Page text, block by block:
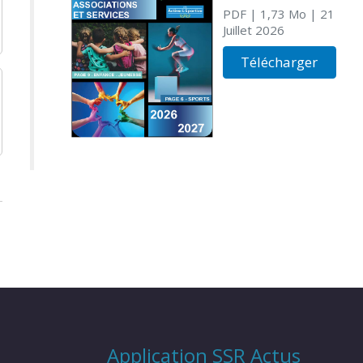
PDF| 1,73 Mo | 21
Juillet 2026
Télécharger
Application SSR Actus